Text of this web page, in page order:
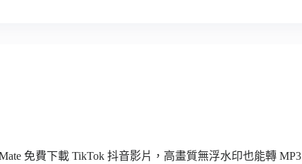
免費下載 TikTok 抖音影片，高畫質無浮水印也能轉 MP3